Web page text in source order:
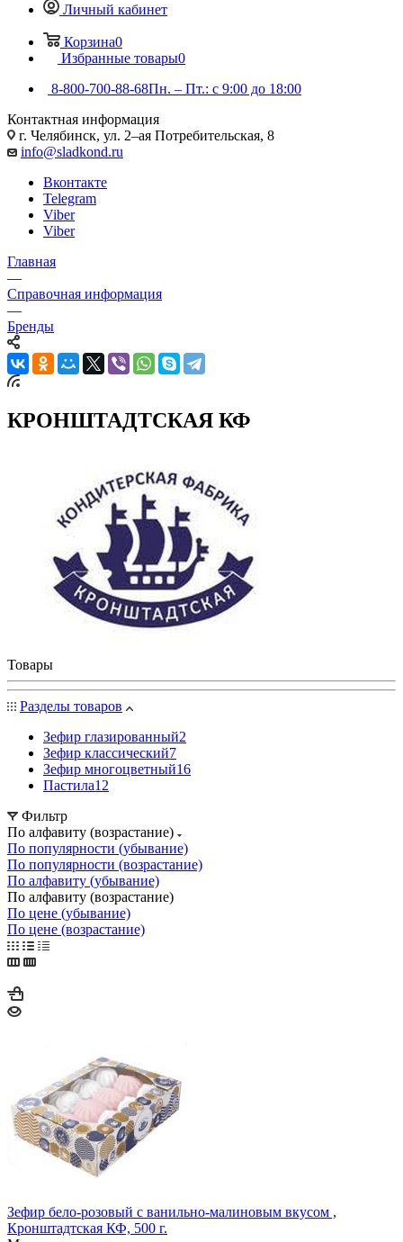
Личный кабинет
Корзина0
Избранные товары0
8-800-700-88-68Пн. – Пт.: с 9:00 до 18:00
Контактная информация
г. Челябинск, ул. 2–ая Потребительская, 8
info@sladkond.ru
Вконтакте
Telegram
Viber
Viber
Главная
—
Справочная информация
—
Бренды
КРОНШТАДТСКАЯ КФ
Товары
Разделы товаров
Зефир глазированный2
Зефир классический7
Зефир многоцветный16
Пастила12
Фильтр
По алфавиту (возрастание)
По популярности (убывание)
По популярности (возрастание)
По алфавиту (убывание)
По алфавиту (возрастание)
По цене (убывание)
По цене (возрастание)
Зефир бело-розовый с ванильно-малиновым вкусом ,
Кронштадтская КФ, 500 г.